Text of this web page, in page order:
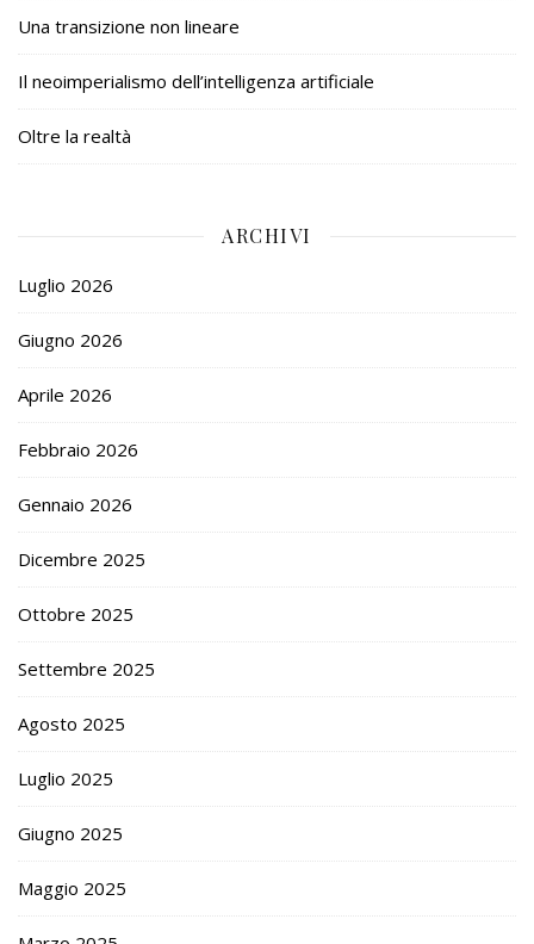
Una transizione non lineare
Il neoimperialismo dell’intelligenza artificiale
Oltre la realtà
ARCHIVI
Luglio 2026
Giugno 2026
Aprile 2026
Febbraio 2026
Gennaio 2026
Dicembre 2025
Ottobre 2025
Settembre 2025
Agosto 2025
Luglio 2025
Giugno 2025
Maggio 2025